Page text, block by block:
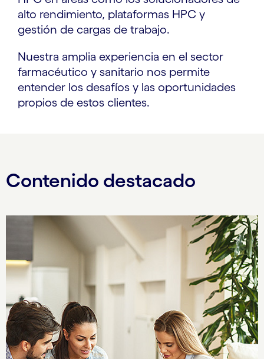
alto rendimiento, plataformas HPC y
gestión de cargas de trabajo.
Nuestra amplia experiencia en el sector
farmacéutico y sanitario nos permite
entender los desafíos y las oportunidades
propios de estos clientes.
Contenido destacado
Carousel starts